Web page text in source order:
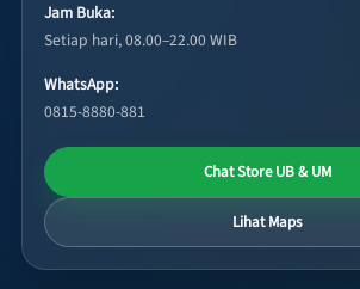
Jam Buka:
Setiap hari, 08.00–22.00 WIB
WhatsApp:
0815-8880-881
Chat Store UB & UM
Lihat Maps